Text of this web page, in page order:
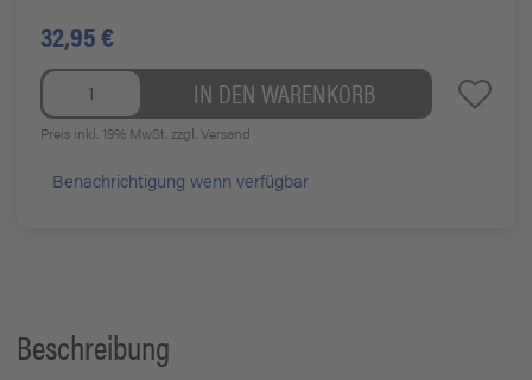
32,95 €
IN DEN WARENKORB
Preis inkl. 19% MwSt.zzgl. Versand
Benachrichtigung wenn verfügbar
Beschreibung